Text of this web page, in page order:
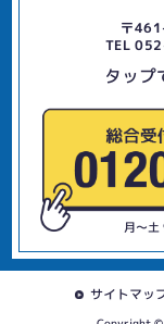
〒
TEL
タップ
月〜
サイトマッ